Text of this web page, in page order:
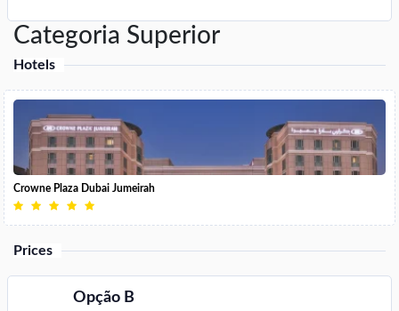
Categoria Superior
Hotels
Crowne Plaza Dubai Jumeirah
Prices
Opção B